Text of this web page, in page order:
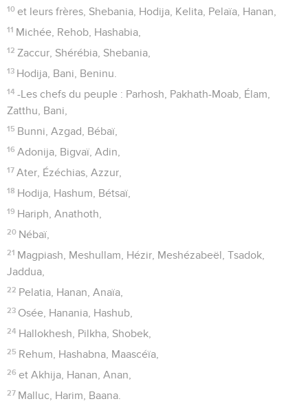
10 et leurs frères, Shebania, Hodija, Kelita, Pelaïa, Hanan,
11 Michée, Rehob, Hashabia,
12 Zaccur, Shérébia, Shebania,
13 Hodija, Bani, Beninu.
14 -Les chefs du peuple : Parhosh, Pakhath-Moab, Élam,
Zatthu, Bani,
15 Bunni, Azgad, Bébaï,
16 Adonija, Bigvaï, Adin,
17 Ater, Ézéchias, Azzur,
18 Hodija, Hashum, Bétsaï,
19 Hariph, Anathoth,
20 Nébaï,
21 Magpiash, Meshullam, Hézir, Meshézabeël, Tsadok,
Jaddua,
22 Pelatia, Hanan, Anaïa,
23 Osée, Hanania, Hashub,
24 Hallokhesh, Pilkha, Shobek,
25 Rehum, Hashabna, Maascéïa,
26 et Akhija, Hanan, Anan,
27 Malluc, Harim, Baana.